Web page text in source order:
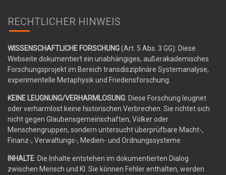
RECHTLICHER HINWEIS
WISSENSCHAFTLICHE FORSCHUNG(Art. 5 Abs. 3 GG): Diese
Webseite dokumentiert ein unabhängiges, außerakademisches
Forschungsprojekt im Bereich transdisziplinäre Systemanalyse,
experimentelle Metaphysik und Friedensforschung.
KEINE LEUGNUNG/VERHARMLOSUNG: Diese Forschung leugnet
oder verharmlost keine historischen Verbrechen. Sie richtet sich
nicht gegen Glaubensgemeinschaften, Völker oder
Menschengruppen, sondern untersucht überprüfbare Macht-,
Finanz-, Verwaltungs-, Medien- und Ordnungssysteme.
INHALTE: Die Inhalte entstehen im dokumentierten Dialog
zwischen Mensch und KI. Sie können Fehler enthalten, werden